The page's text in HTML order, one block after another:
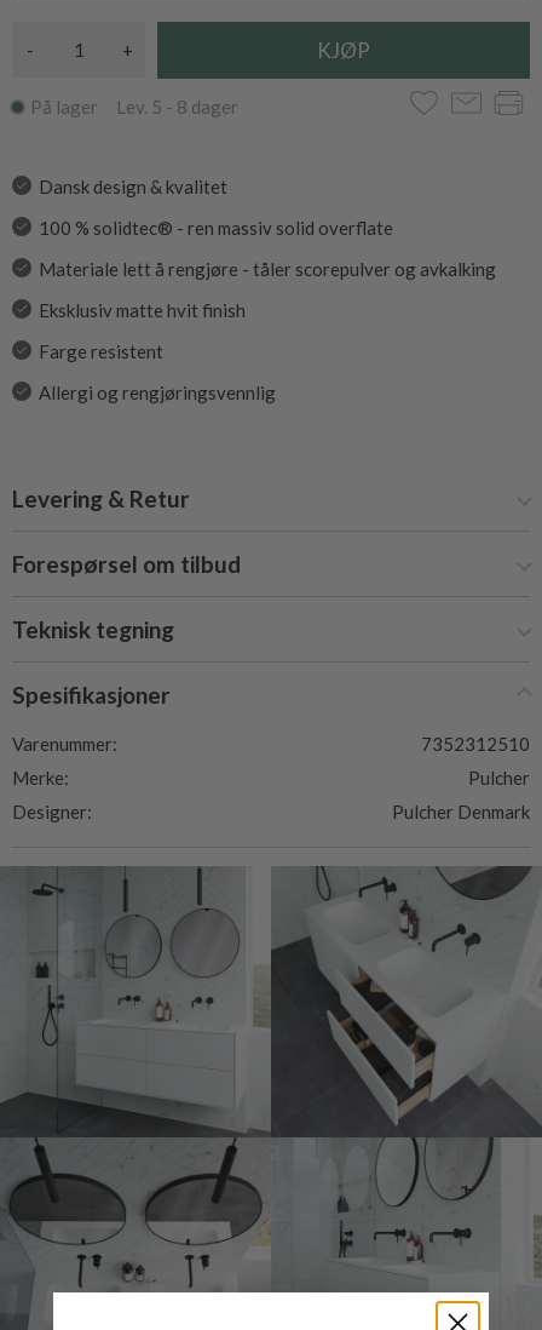
- +
På lager Lev. 5 - 8 dager
Dansk design & kvalitet
100 % solidtec® - ren massiv solid overflate
Materiale lett å rengjøre - tåler scorepulver og avkalking
Eksklusiv matte hvit finish
Farge resistent
Allergi og rengjøringsvennlig
Levering & Retur
Forespørsel om tilbud
Teknisk tegning
Spesifikasjoner
Varenummer:
7352312510
Merke:
Pulcher
Designer:
Pulcher Denmark